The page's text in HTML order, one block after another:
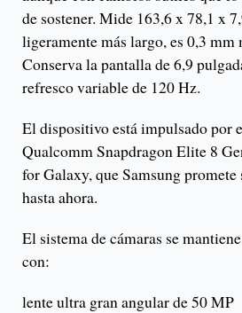
de sostener. Mide 163,6 x 78,1 x
ligeramente más largo, es 0,3 mm
Conserva la pantalla de 6,9
refresco variable de 120 Hz.
El dispositivo está impulsado por
Qualcomm Snapdragon Elite 8
for Galaxy, que Samsung promete
hasta ahora.
El sistema de cámaras se
con:
lente ultra gran angular de 50 MP